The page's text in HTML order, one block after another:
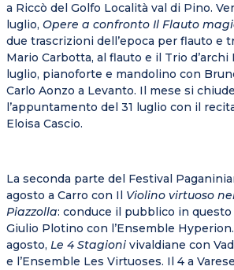
a Riccò del Golfo Località val di Pino.
luglio, Opere a confronto Il Flauto
due trascrizioni dell’epoca per flauto e
Mario Carbotta, al flauto e il Trio d’archi
luglio, pianoforte e mandolino con
Carlo Aonzo a Levanto. Il mese si
l’appuntamento del 31 luglio con il
Eloisa Cascio.
La seconda parte del Festival
agosto a Carro con Il Violino virtuoso
Piazzolla: conduce il pubblico in
Giulio Plotino con l’Ensemble Hyperion.
agosto, Le 4 Stagioni vivaldiane con
e l’Ensemble Les Virtuoses. Il 4 a